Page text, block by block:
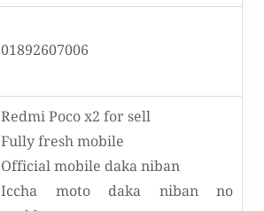
01892607006
Redmi Poco x2 for sell
Fully fresh mobile
Official mobile daka niban
Iccha moto daka niban no